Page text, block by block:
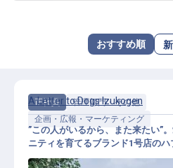
転職サポートに
おすすめ順
正社員
管理部門・その他
企画・広報・マーケティング
A Letter to Dogs Izukogen
”この人がいるから、また来たい”
ニティを育てるブランド1号店のハ